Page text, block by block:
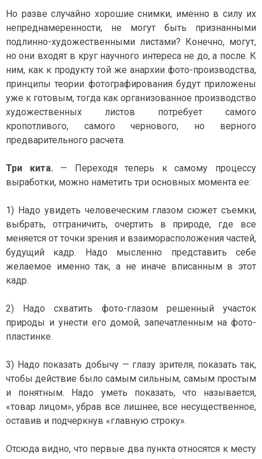
Но разве случайно хорошие снимки, именно в силу их
непреднамеренности, не могут быть признанными
подлинно-художественными листами? Конечно, могут,
но они входят в круг научного интереса не до, а после. К
ним, как к продукту той же анархии фото-производства,
принципы теории фотографирования будут приложены
уже к готовым, тогда как организованное производство
художественных листов потребует самого
кропотливого, самого чернового, но верного
предварительного расчета.
Три кита. — Переходя теперь к самому процессу
выработки, можно наметить три основных момента ее:
1) Надо увидеть человеческим глазом сюжет cъемки,
выбрать, отграничить, очертить в природе, где все
меняется от точки зрения и взаиморасположения частей,
будущий кадр. Надо мысленно представить себе
желаемое именно так, а не иначе вписанным в этот
кадр.
2) Надо схватить фото-глазом решенный участок
природы и унести его домой, запечатленным на фото-
пластинке.
3) Надо показать добычу — глазу зрителя, показать так,
чтобы действие было самым сильным, самым простым
и понятным. Надо уметь показать, что называется,
«товар лицом», убрав все лишнее, все несущественное,
оставив и подчеркнув «главную строку».
Отсюда видно, что первые два пункта относятся к месту